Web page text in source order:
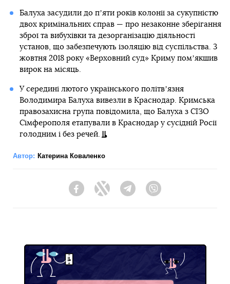
Балуха засудили до пʼяти років колонії за сукупністю
двох кримінальних справ — про незаконне зберігання
зброї та вибухівки та дезорганізацію діяльності
установ, що забезпечують ізоляцію від суспільства. 3
жовтня 2018 року «Верховний суд» Криму помʼякшив
вирок на місяць.
У середині лютого українського політвʼязня
Володимира Балуха вивезли в Краснодар. Кримська
правозахисна група повідомила, що Балуха з СІЗО
Сімферополя етапували в Краснодар у сусідній Росії
голодним і без речей.
Автор: Катерина Коваленко
FacebookTwitter Telegram